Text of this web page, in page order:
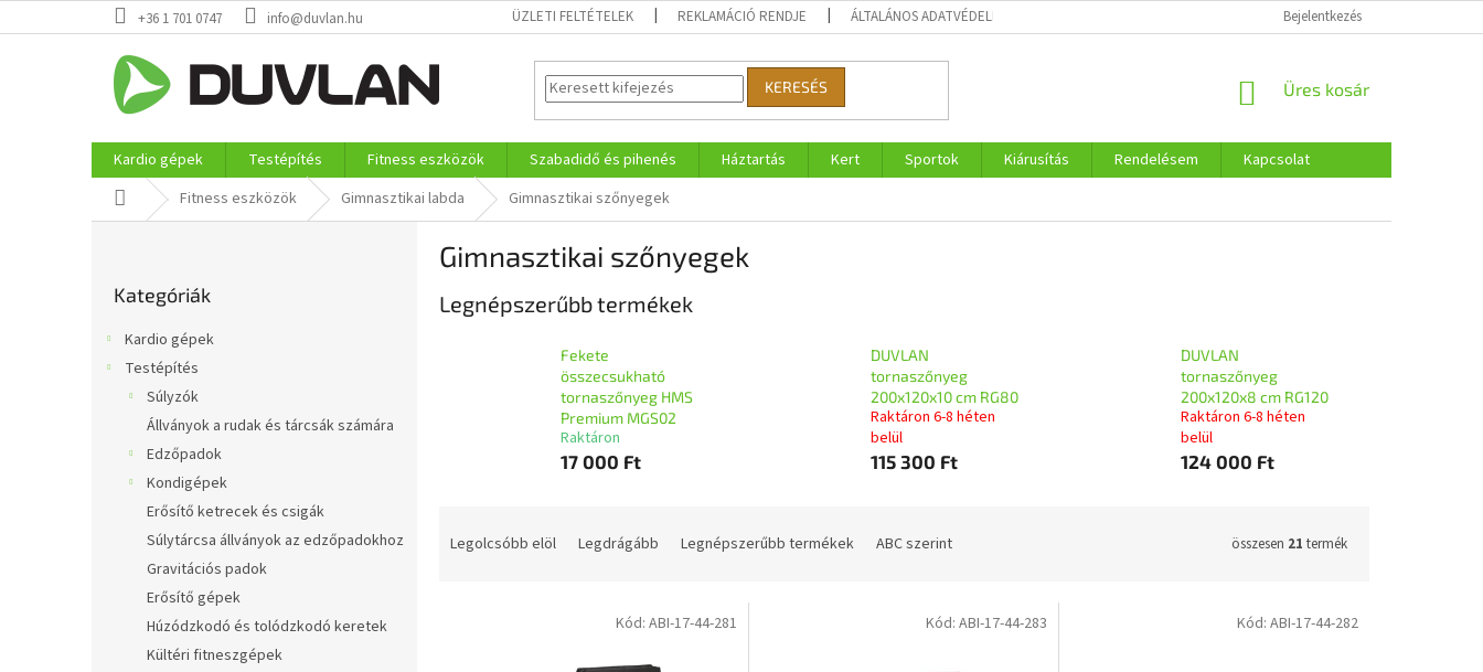
a
+36 1 701 0747 info@duvlan.hu ÜZLETI FELTÉTELEK REKLAMÁCIÓ RENDJE ÁLTALÁNOS ADATVÉDELMI SZABÁLYOZÁS Bejelentkezés
KERESÉS KOSÁR
Üres kosár
Kardio gépek Testépítés Fitness eszközök Szabadidő és pihenés Háztartás Kert Sportok Kiárusítás Rendelésem
Kapcsolat
KezdőlapFitness eszközök Gimnasztikai labda Gimnasztikai szőnyegek
átugrása
Kategóriák
Kardio gépek
Testépítés
Súlyzók
Állványok a rudak és tárcsák számára
Edzőpadok
Kondigépek
Erősítő ketrecek és csigák
Súlytárcsa állványok az edzőpadokhoz
Gravitációs padok
Erősítő gépek
Húzódzkodó és tolódzkodó keretek
Kültéri fitneszgépek
Gimnasztikai szőnyegek
Legnépszerűbb termékek
Fekete
összecsukható
tornaszőnyeg HMS
Premium MGS02
Raktáron
17 000 Ft
DUVLAN
tornaszőnyeg
200x120x10 cm RG80
Raktáron 6-8 héten
belül
115 300 Ft
DUVLAN
tornaszőnyeg
200x120x8 cm RG120
Raktáron 6-8 héten
belül
124 000 Ft
Legolcsóbb elöl Legdrágább Legnépszerűbb termékek ABC szerint összesen 21 termék
Kód: ABI-17-44-281 Kód: ABI-17-44-283 Kód: ABI-17-44-282